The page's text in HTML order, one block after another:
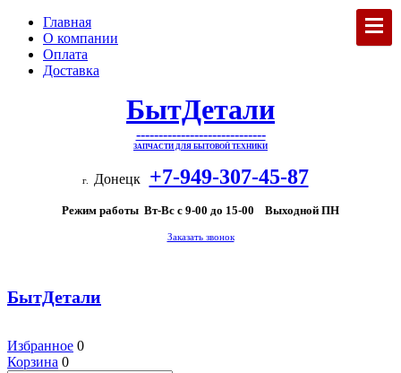
Главная
О компании
Оплата
Доставка
БытДетали
-----------------------------
ЗАПЧАСТИ ДЛЯ БЫТОВОЙ ТЕХНИКИ
г. Донецк +7-949-307-45-87
Режим работы Вт-Вс с 9-00 до 15-00 Выходной ПН
Заказать звонок
БытДетали
Избранное 0
Корзина 0